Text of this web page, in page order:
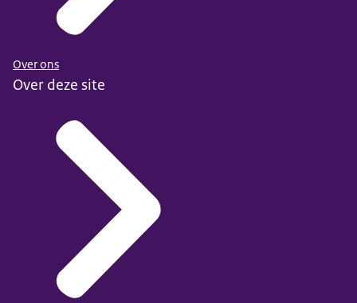
Daarbovenop is geconstateerd dat bij enkele
instellingen de koppeling tussen examengegevens en
Deze gegevens ontbreken dan ook in de tabel.
De gegevens over het meest recente verslagjaar zijn
voorlopig. De overige zijn definitief.
Data beschikbaar in: Jaarlijks in maart/april
Gepubliceerd in het CMS: 9 april 2026
Over ons
Over deze site